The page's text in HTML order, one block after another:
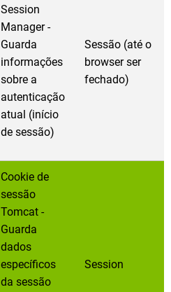
Session
Manager -
Guarda
informações
sobre a
autenticação
atual (início
de sessão)
Sessão (até o
browser ser
fechado)
Cookie de
sessão
Tomcat -
Guarda
dados
específicos
da sessão
Session